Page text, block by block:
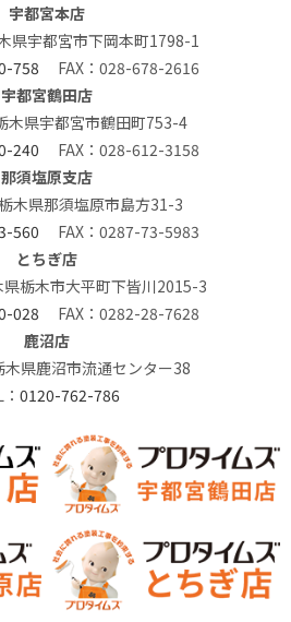
宇都宮本店
県宇都宮市下岡本町1798-1
758 FAX：028-678-2616
宇都宮鶴田店
木県宇都宮市鶴田町753-4
240 FAX：028-612-3158
那須塩原支店
木県那須塩原市島方31-3
560 FAX：0287-73-5983
とちぎ店
栃木市大平町下皆川2015-3
028 FAX：0282-28-7628
鹿沼店
県鹿沼市流通センター38
0120-762-786